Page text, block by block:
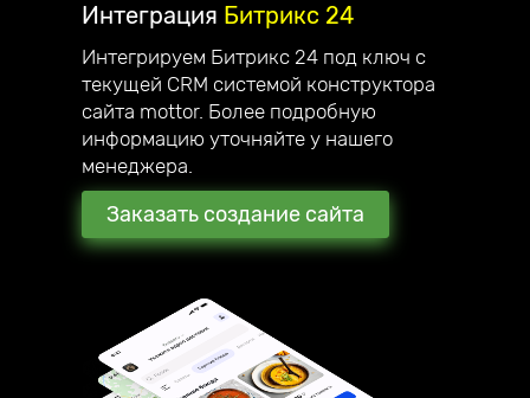
Интеграция Битрикс 24
Интегрируем Битрикс 24 под ключ с
текущей CRM системой конструктора
сайта mottor. Более подробную
информацию уточняйте у нашего
менеджера.
Заказать создание сайта